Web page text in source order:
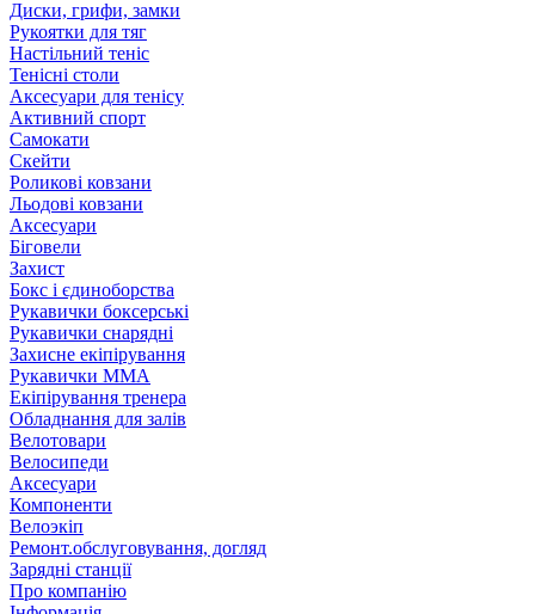
Диски, грифи, замки
Рукоятки для тяг
Настільний теніс
Тенісні столи
Аксесуари для тенісу
Активний спорт
Самокати
Скейти
Роликові ковзани
Льодові ковзани
Аксесуари
Біговели
Захист
Бокс і єдиноборства
Рукавички боксерські
Рукавички снарядні
Захисне екіпірування
Рукавички ММА
Екіпірування тренера
Обладнання для залів
Велотовари
Велосипеди
Аксесуари
Компоненти
Велоэкіп
Ремонт.обслуговування, догляд
Зарядні станції
Про компанію